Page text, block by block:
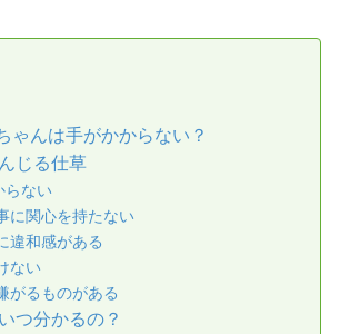
ゃんは手がかからない？
じる仕草
らない
に関心を持たない
違和感がある
ない
がるものがある
つ分かるの？